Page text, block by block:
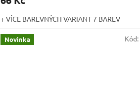
+ VÍCE BAREVNÝCH VARIANT 7 BAREV
Novinka Kód: